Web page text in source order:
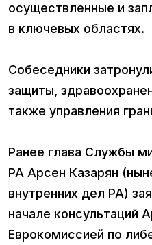
осуществленные и
в ключевых областях.
Собеседники
защиты,
также управления
Ранее глава Службы
РА Арсен Казарян
внутренних дел РА)
начале консультаций
Еврокомиссией по